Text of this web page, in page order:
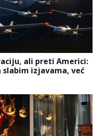
ali preti Americi:
izjavama, već